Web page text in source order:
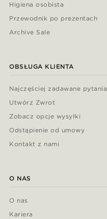
Higiena osobista
Przewodnik po prezentach
Archive Sale
OBSŁUGA KLIENTA
Najczęściej zadawane pytania
Utwórz Zwrot
Zobacz opcje wysyłki
Odstąpienie od umowy
Kontakt z nami
O NAS
O nas
Kariera